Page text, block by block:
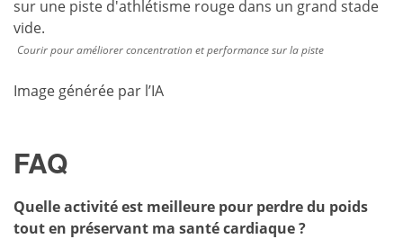
Courir pour améliorer concentration et performance sur la piste
Image générée par l’IA
FAQ
Quelle activité est meilleure pour perdre du poids
tout en préservant ma santé cardiaque ?